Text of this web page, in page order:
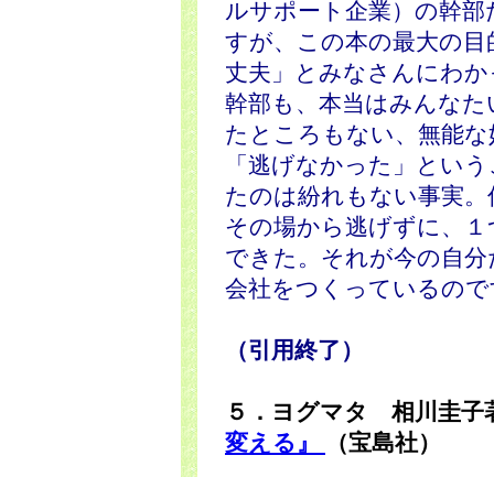
ルサポート企業）の幹
すが、この本の最大の
丈夫」とみなさんにわ
幹部も、本当はみんな
たところもない、無能
「逃げなかった」とい
たのは紛れもない事実
その場から逃げずに、
できた。それが今の自
会社をつくっているの
（引用終了）
５．ヨグマタ 相川圭子
変える』
（宝島社）